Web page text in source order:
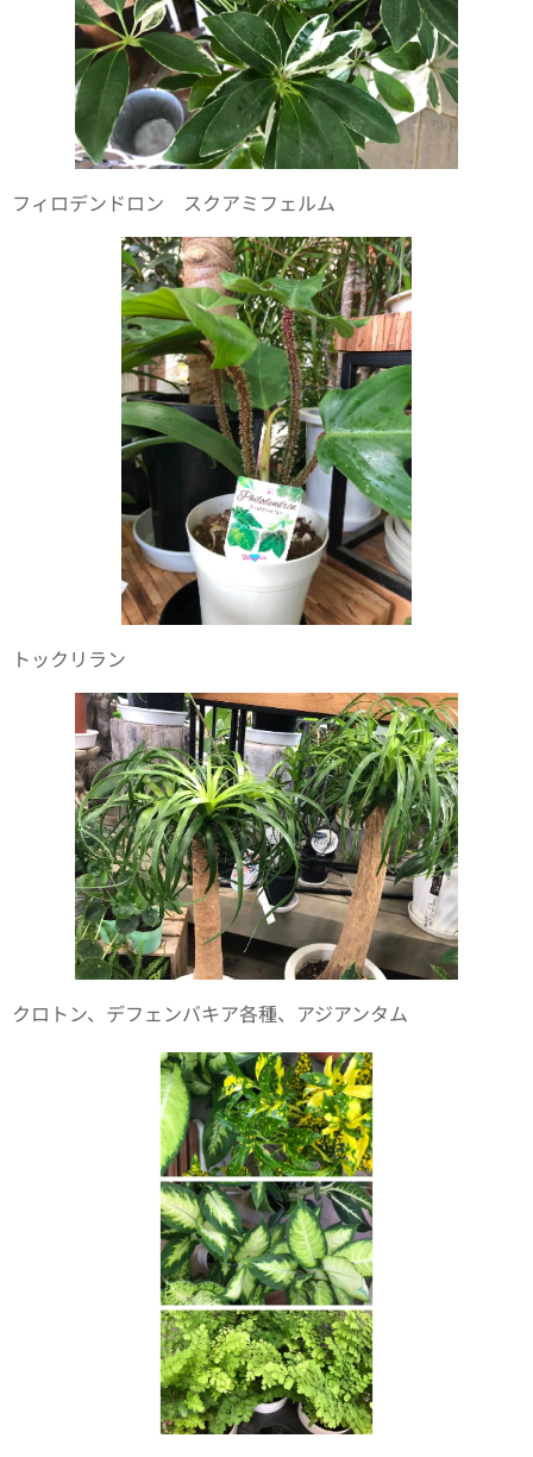
フィロデンドロン スクアミフェルム
トックリラン
クロトン、デフェンバキア各種、アジアンタム🌿